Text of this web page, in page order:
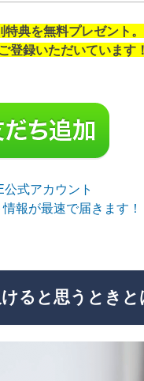
典を無料プレゼント。
登録いただいています！
公式アカウント
報が最速で届きます！
ると思うとき